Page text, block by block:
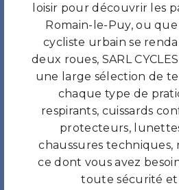
loisir pour découvrir les
Romain-le-Puy, ou
cycliste urbain se
deux roues, SARL
une large sélection de
chaque type de
respirants, cuissards
protecteurs,
chaussures techniques,
ce dont vous avez
toute sécurité